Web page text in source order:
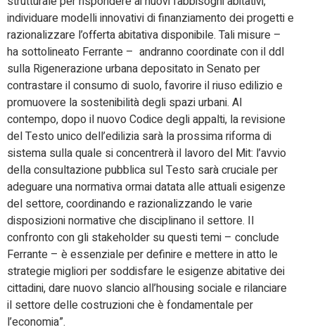
individuare modelli innovativi di finanziamento dei progetti e
razionalizzare l’offerta abitativa disponibile. Tali misure –
ha sottolineato Ferrante – andranno coordinate con il ddl
sulla Rigenerazione urbana depositato in Senato per
contrastare il consumo di suolo, favorire il riuso edilizio e
promuovere la sostenibilità degli spazi urbani. Al
contempo, dopo il nuovo Codice degli appalti, la revisione
del Testo unico dell’edilizia sarà la prossima riforma di
sistema sulla quale si concentrerà il lavoro del Mit: l’avvio
della consultazione pubblica sul Testo sarà cruciale per
adeguare una normativa ormai datata alle attuali esigenze
del settore, coordinando e razionalizzando le varie
disposizioni normative che disciplinano il settore. Il
confronto con gli stakeholder su questi temi – conclude
Ferrante – è essenziale per definire e mettere in atto le
strategie migliori per soddisfare le esigenze abitative dei
cittadini, dare nuovo slancio all’housing sociale e rilanciare
il settore delle costruzioni che è fondamentale per
l’economia”.